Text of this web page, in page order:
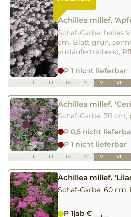
Achillea millef.
Schaf-Garbe, helles
cm, Blatt grün,
ausläufertreibend,
P 1 nicht lieferbar
I II III IV V VI VII
Achillea millef.
Schaf-Garbe, 70 cm,
P 0,5 nicht
P 1 nicht lieferbar
I II III IV V VI VII
Achillea millef.
Schaf-Garbe, 60 cm,
P 1|ab € __,__